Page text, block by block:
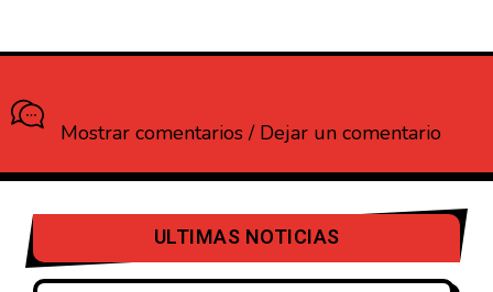
Mostrar comentarios / Dejar un comentario
ULTIMAS NOTICIAS